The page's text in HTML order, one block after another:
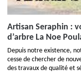
Artisan Seraphin :
d’arbre La Noe
Depuis notre existence,
cesse de chercher de
des travaux de qualité et